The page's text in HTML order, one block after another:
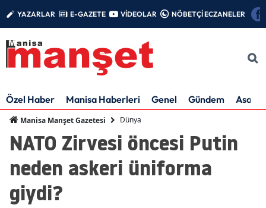
YAZARLAR E-GAZETE VİDEOLAR NÖBETÇİ ECZANELER
Özel Haber Manisa Haberleri Genel Gündem Asayiş
Manisa Manşet Gazetesi Dünya
NATO Zirvesi öncesi Putin
neden askeri üniforma
giydi?